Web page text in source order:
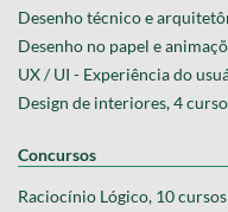
Desenho técnico e
Desenho no papel e
UX / UI - Experiência do
Design de interiores, 4
Concursos
Raciocínio Lógico, 10